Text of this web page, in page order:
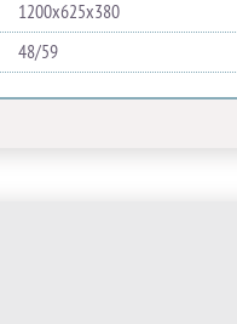
1200х625х380
48/59